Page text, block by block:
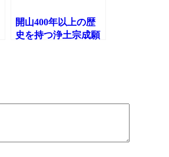
開山400年以上の歴
史を持つ浄土宗成願